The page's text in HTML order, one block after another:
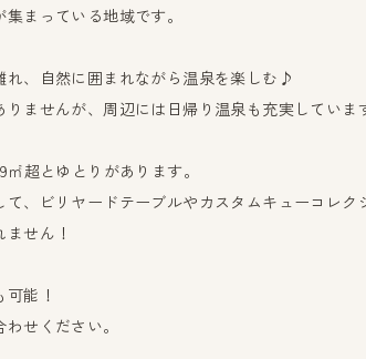
まっている地域です。
れ、自然に囲まれながら温泉を楽しむ♪
りませんが、周辺には日帰り温泉も充実していま
超とゆとりがあります。
て、ビリヤードテーブルやカスタムキューコレク
せん！
能！
せください。